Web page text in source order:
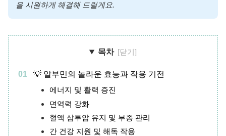
을 시원하게 해결해 드릴게요.
목차
💡 알부민의 놀라운 효능과 작용 기전
에너지 및 활력 증진
면역력 강화
혈액 삼투압 유지 및 부종 관리
간 건강 지원 및 해독 작용